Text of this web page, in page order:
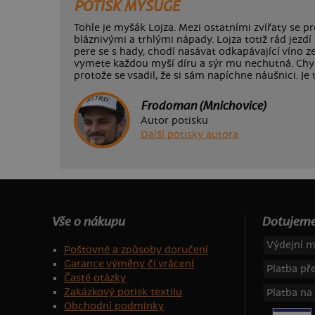
POTISK MYŠUGE
Tohle je myšák Lojza. Mezi ostatními zvířaty se
bláznivými a trhlými nápady. Lojza totiž rád
pere se s hady, chodí nasávat odkapávající víno
vymete každou myší díru a sýr mu nechutná.
protože se vsadil, že si sám napíchne náušnici.
Frodoman (Mnichovice)
Autor potisku
Další potisky autora
Vše o nákupu
Poštovné a způsoby doručení
Garance výměny či vrácení
Časté otázky
Zakázkový potisk textilu
Obchodní podmínky
Výdejní
Platba
Platba